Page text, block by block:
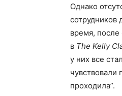
Однако
сотрудников
время, после
в The Kelly
у них все
проходила”.